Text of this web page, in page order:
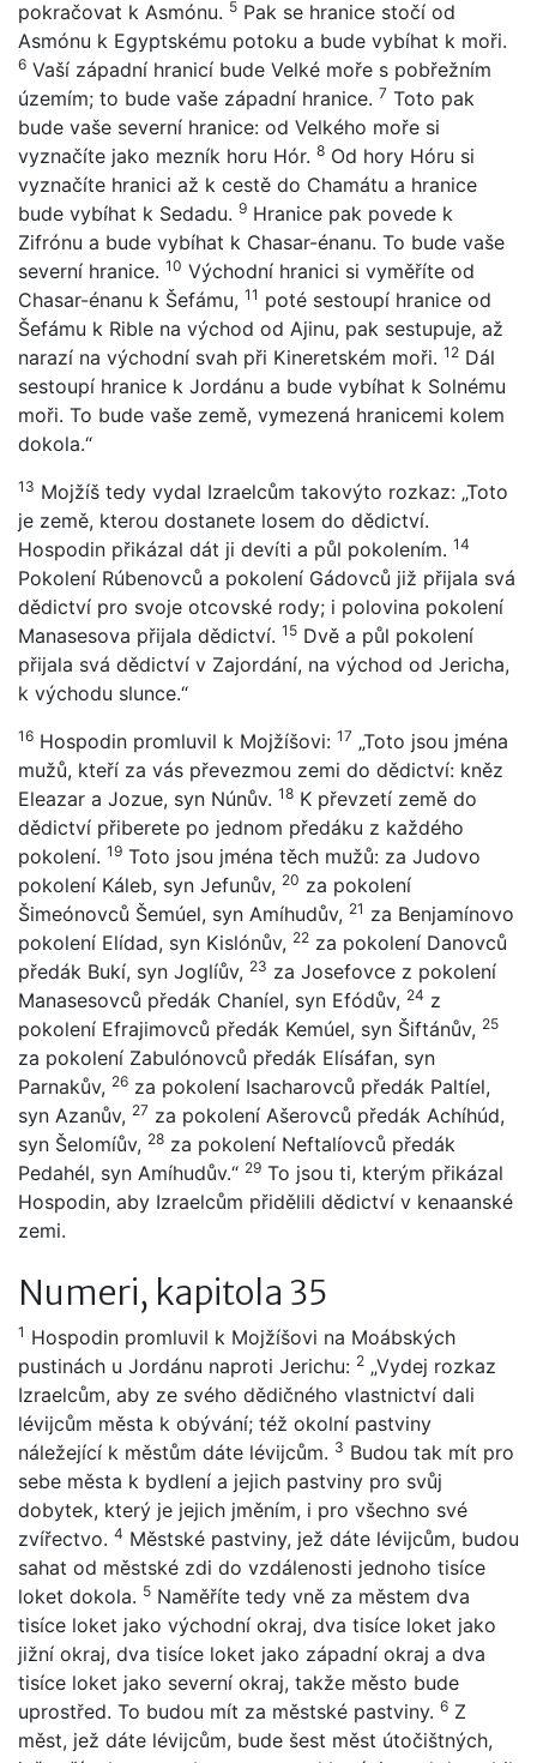
pokračovat k Asmónu. 5 Pak se hranice stočí od
Asmónu k Egyptskému potoku a bude vybíhat k moři.
6 Vaší západní hranicí bude Velké moře s pobřežním
územím; to bude vaše západní hranice. 7 Toto pak
bude vaše severní hranice: od Velkého moře si
vyznačíte jako mezník horu Hór. 8 Od hory Hóru si
vyznačíte hranici až k cestě do Chamátu a hranice
bude vybíhat k Sedadu. 9 Hranice pak povede k
Zifrónu a bude vybíhat k Chasar-énanu. To bude vaše
severní hranice. 10 Východní hranici si vyměříte od
Chasar-énanu k Šefámu, 11 poté sestoupí hranice od
Šefámu k Rible na východ od Ajinu, pak sestupuje, až
narazí na východní svah při Kineretském moři. 12 Dál
sestoupí hranice k Jordánu a bude vybíhat k Solnému
moři. To bude vaše země, vymezená hranicemi kolem
dokola.“
13 Mojžíš tedy vydal Izraelcům takovýto rozkaz: „Toto
je země, kterou dostanete losem do dědictví.
Hospodin přikázal dát ji devíti a půl pokolením. 14
Pokolení Rúbenovců a pokolení Gádovců již přijala svá
dědictví pro svoje otcovské rody; i polovina pokolení
Manasesova přijala dědictví. 15 Dvě a půl pokolení
přijala svá dědictví v Zajordání, na východ od Jericha,
k východu slunce.“
16 Hospodin promluvil k Mojžíšovi: 17 „Toto jsou jména
mužů, kteří za vás převezmou zemi do dědictví: kněz
Eleazar a Jozue, syn Núnův. 18 K převzetí země do
dědictví přiberete po jednom předáku z každého
pokolení. 19 Toto jsou jména těch mužů: za Judovo
pokolení Káleb, syn Jefunův, 20 za pokolení
Šimeónovců Šemúel, syn Amíhudův, 21 za Benjamínovo
pokolení Elídad, syn Kislónův, 22 za pokolení Danovců
předák Bukí, syn Joglíův, 23 za Josefovce z pokolení
Manasesovců předák Chaníel, syn Efódův, 24 z
pokolení Efrajimovců předák Kemúel, syn Šiftánův, 25
za pokolení Zabulónovců předák Elísáfan, syn
Parnakův, 26 za pokolení Isacharovců předák Paltíel,
syn Azanův, 27 za pokolení Ašerovců předák Achíhúd,
syn Šelomíův, 28 za pokolení Neftalíovců předák
Pedahél, syn Amíhudův.“ 29 To jsou ti, kterým přikázal
Hospodin, aby Izraelcům přidělili dědictví v kenaanské
zemi.
Numeri, kapitola 35
1 Hospodin promluvil k Mojžíšovi na Moábských
pustinách u Jordánu naproti Jerichu: 2 „Vydej rozkaz
Izraelcům, aby ze svého dědičného vlastnictví dali
lévijcům města k obývání; též okolní pastviny
náležející k městům dáte lévijcům. 3 Budou tak mít pro
sebe města k bydlení a jejich pastviny pro svůj
dobytek, který je jejich jměním, i pro všechno své
zvířectvo. 4 Městské pastviny, jež dáte lévijcům, budou
sahat od městské zdi do vzdálenosti jednoho tisíce
loket dokola. 5 Naměříte tedy vně za městem dva
tisíce loket jako východní okraj, dva tisíce loket jako
jižní okraj, dva tisíce loket jako západní okraj a dva
tisíce loket jako severní okraj, takže město bude
uprostřed. To budou mít za městské pastviny. 6 Z
měst, jež dáte lévijcům, bude šest měst útočištných,